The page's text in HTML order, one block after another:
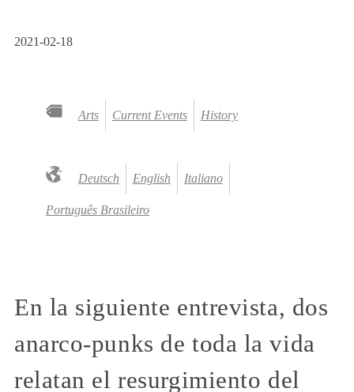
2021-02-18
Arts Current Events History
Deutsch English Italiano
Português Brasileiro
En la siguiente entrevista, dos
anarco-punks de toda la vida
relatan el resurgimiento del